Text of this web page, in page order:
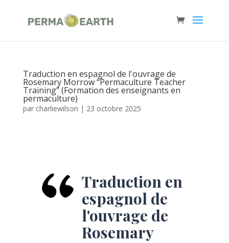
Traduction en espagnol de l'ouvrage de
Rosemary Morrow “Permaculture Teacher
Training” (Formation des enseignants en
permaculture)
par charliewilson | 23 octobre 2025
Traduction en
espagnol de
l'ouvrage de
Rosemary